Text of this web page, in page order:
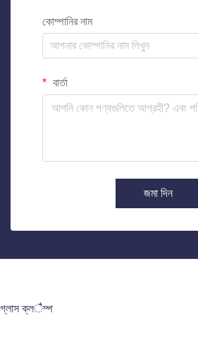
কোম্পানির নাম
বার্তা
জমা দিন
গ্লাস ক্লैম্প